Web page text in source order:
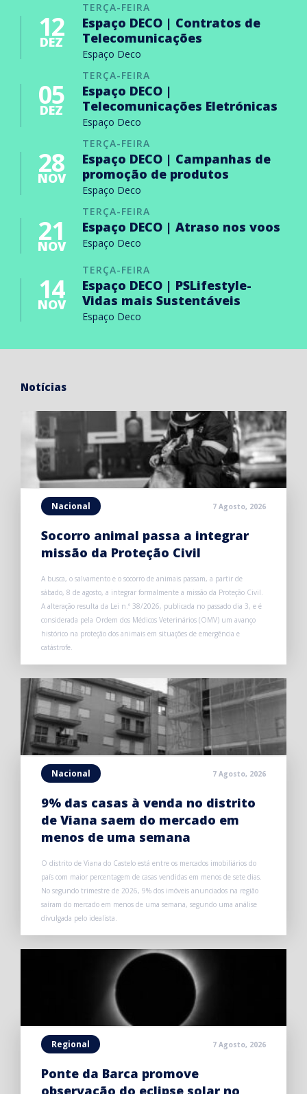
TERÇA-FEIRA
12
DEZ
Espaço DECO | Contratos de
Telecomunicações
Espaço Deco
TERÇA-FEIRA
05
DEZ
Espaço DECO |
Telecomunicações Eletrónicas
Espaço Deco
TERÇA-FEIRA
28
NOV
Espaço DECO | Campanhas de
promoção de produtos
Espaço Deco
TERÇA-FEIRA
21
NOV
Espaço DECO | Atraso nos voos
Espaço Deco
TERÇA-FEIRA
14
NOV
Espaço DECO | PSLifestyle-
Vidas mais Sustentáveis
Espaço Deco
Notícias
Nacional 7 Agosto, 2026
Socorro animal passa a integrar
missão da Proteção Civil
A busca, o salvamento e o socorro de animais passam, a partir de
sábado, 8 de agosto, a integrar formalmente a missão da Proteção Civil.
A alteração resulta da Lei n.º 38/2026, publicada no passado dia 3, e é
considerada pela Ordem dos Médicos Veterinários (OMV) um avanço
histórico na proteção dos animais em situações de emergência e
catástrofe.
Nacional 7 Agosto, 2026
9% das casas à venda no distrito
de Viana saem do mercado em
menos de uma semana
O distrito de Viana do Castelo está entre os mercados imobiliários do
país com maior percentagem de casas vendidas em menos de sete dias.
No segundo trimestre de 2026, 9% dos imóveis anunciados na região
saíram do mercado em menos de uma semana, segundo uma análise
divulgada pelo idealista.
Regional 7 Agosto, 2026
Ponte da Barca promove